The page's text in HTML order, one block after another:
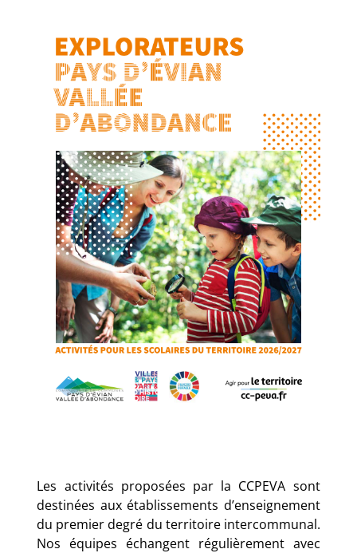
Les activités proposées par la CCPEVA sont
destinées aux établissements d’enseignement
du premier degré du territoire intercommunal.
Nos équipes échangent régulièrement avec